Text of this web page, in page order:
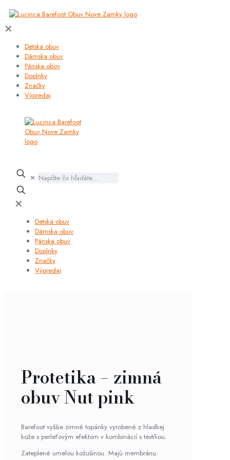
✕
Detská obuv
Dámska obuv
Pánska obuv
Doplnky
Značky
Výpredaj
✕
✕
Detská obuv
Dámska obuv
Pánska obuv
Doplnky
Značky
Výpredaj
Protetika – zimná
obuv Nut pink
Barefoot vyššie zimné topánky vyrobené z hladkej
kože s perleťovým efektom v kombinácií s textíliou.
Zateplené umelou kožušinou. Majú membránu.